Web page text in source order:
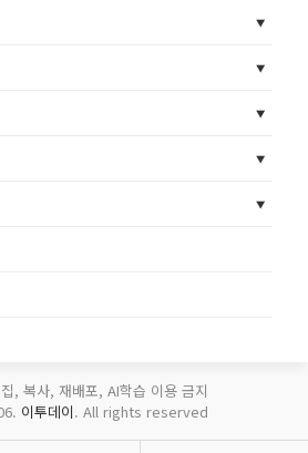
, 복사, 재배포, AI학습 이용 금지
이투데이. All rights reserved